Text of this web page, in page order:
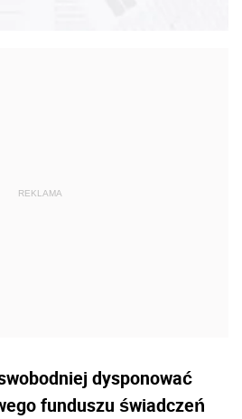
dysponować
funduszu świadczeń